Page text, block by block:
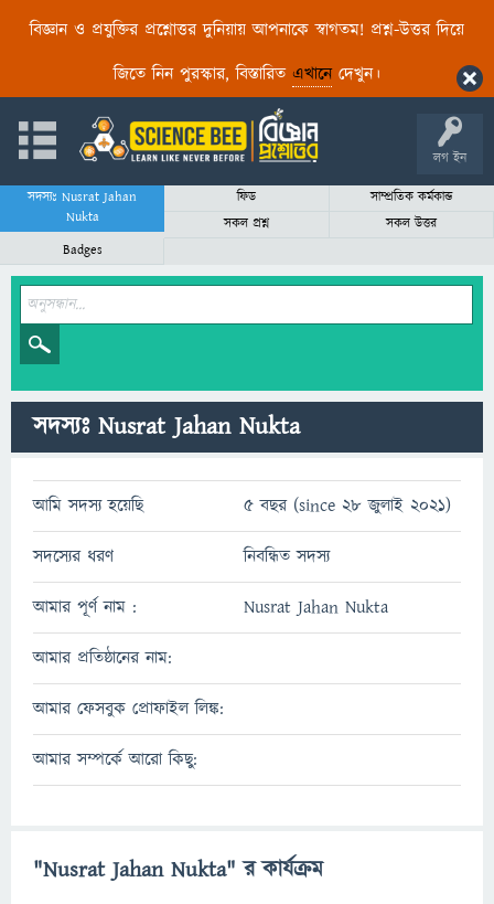
বিজ্ঞান ও প্রযুক্তির প্রশ্নোত্তর দুনিয়ায় আপনাকে স্বাগতম! প্রশ্ন-উত্তর দিয়ে
জিতে নিন পুরস্কার, বিস্তারিত এখানেদেখুন।
লগ ইন
সদস্যঃ Nusrat Jahan
Nukta
ফিড
সাম্প্রতিক কর্মকান্ড
সকল প্রশ্ন
সকল উত্তর
Badges
সদস্যঃ Nusrat Jahan Nukta
আমি সদস্য হয়েছি 5 বছর (since 28 জুলাই 2021)
সদস্যের ধরণ নিবন্ধিত সদস্য
আমার পূর্ণ নাম : Nusrat Jahan Nukta
আমার প্রতিষ্ঠানের নাম:
আমার ফেসবুক প্রোফাইল লিঙ্ক:
আমার সম্পর্কে আরো কিছু:
"Nusrat Jahan Nukta" র কার্যক্রম